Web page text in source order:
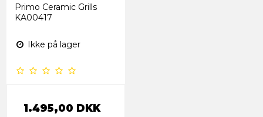
Primo Ceramic Grills
KA00417
Ikke på lager
1.495,00 DKK